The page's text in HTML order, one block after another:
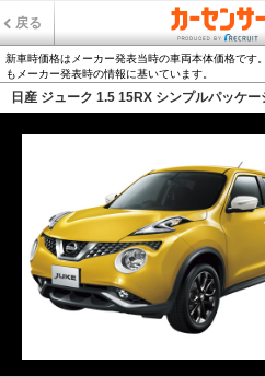
戻る
新車時価格はメーカー発表当時の車両本体価格です
もメーカー発表時の情報に基いています。
日産 ジューク 1.5 15RX シンプルパッケー